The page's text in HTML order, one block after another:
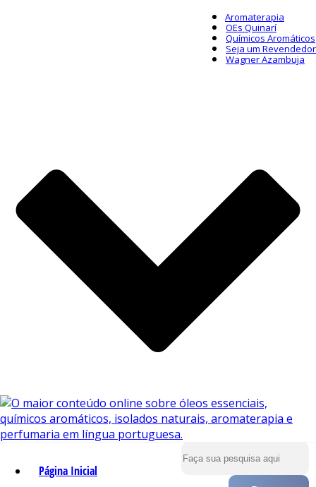
Aromaterapia
OEs Quinarí
Químicos Aromáticos
Seja um Revendedor
Wagner Azambuja
Página Inicial